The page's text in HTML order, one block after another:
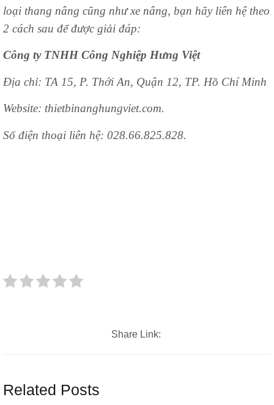
loại thang nâng cũng như xe nâng, bạn hãy liên hệ theo
2 cách sau để được giải đáp:
Công ty TNHH Công Nghiệp Hưng Việt
Địa chỉ: TA 15, P. Thới An, Quận 12, TP. Hồ Chí Minh
Website: thietbinanghungviet.com.
Số điện thoại liên hệ: 028.66.825.828.
Share Link:
Related Posts